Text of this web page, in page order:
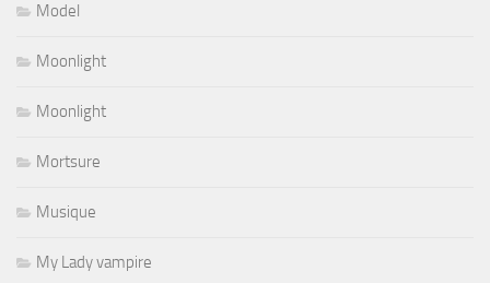
Model
Moonlight
Moonlight
Mortsure
Musique
My Lady vampire